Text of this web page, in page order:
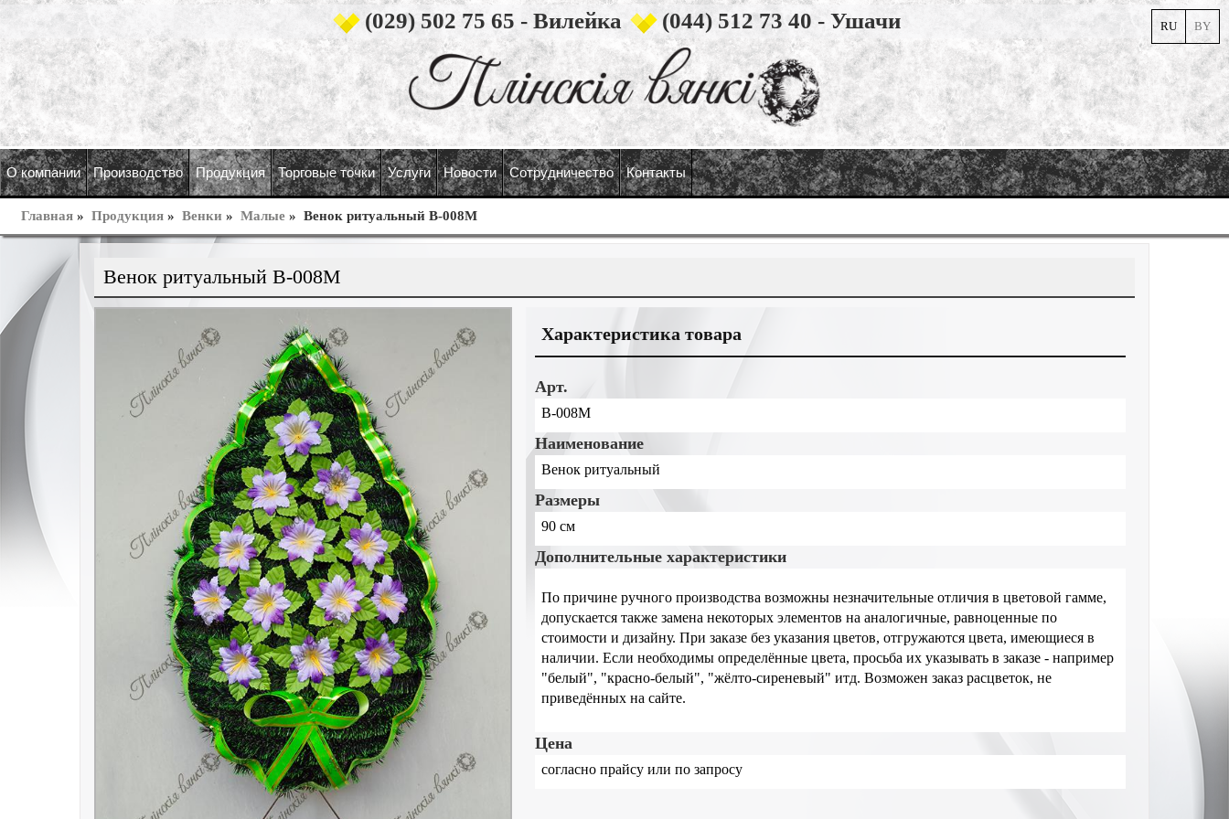
(029) 502 75 65 - Вилейка (044) 512 73 40 - Ушачи RU BY
О компании Производство Продукция Торговые точки Услуги Новости Сотрудничество Контакты
Главная » Продукция » Венки » Малые » Венок ритуальный В-008М
Венок ритуальный В-008М
Характеристика товара
Арт.
В-008М
Наименование
Венок ритуальный
Размеры
90 см
Дополнительные характеристики
По причине ручного производства возможны незначительные отличия в цветовой гамме,
допускается также замена некоторых элементов на аналогичные, равноценные по
стоимости и дизайну. При заказе без указания цветов, отгружаются цвета, имеющиеся в
наличии. Если необходимы определённые цвета, просьба их указывать в заказе - например
"белый", "красно-белый", "жёлто-сиреневый" итд. Возможен заказ расцветок, не
приведённых на сайте.
Цена
согласно прайсу или по запросу